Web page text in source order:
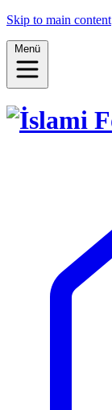
Skip to main content
Menü